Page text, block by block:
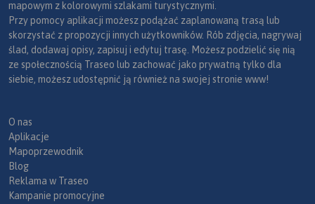
mapowym z kolorowymi szlakami turystycznymi.
Przy pomocy aplikacji możesz podążać zaplanowaną trasą lub
skorzystać z propozycji innych użytkowników. Rób zdjęcia, nagrywaj
ślad, dodawaj opisy, zapisuj i edytuj trasę. Możesz podzielić się nią
ze społecznością Traseo lub zachować jako prywatną tylko dla
siebie, możesz udostępnić ją również na swojej stronie www!
O nas
Aplikacje
Mapoprzewodnik
Blog
Reklama w Traseo
Kampanie promocyjne